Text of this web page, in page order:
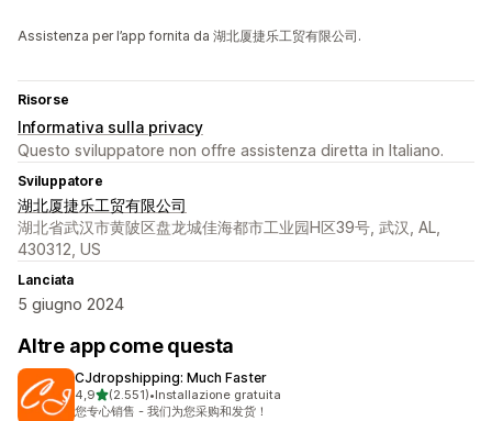
Assistenza per l’app fornita da 湖北厦捷乐工贸有限公司.
Risorse
Informativa sulla privacy
Questo sviluppatore non offre assistenza diretta in Italiano.
Sviluppatore
湖北厦捷乐工贸有限公司
湖北省武汉市黄陂区盘龙城佳海都市工业园H区39号, 武汉, AL,
430312, US
Lanciata
5 giugno 2024
Altre app come questa
CJdropshipping: Much Faster
4,9stelle su 5
(2.551)
2551 recensioni totali
•Installazione gratuita
您专心销售 - 我们为您采购和发货！